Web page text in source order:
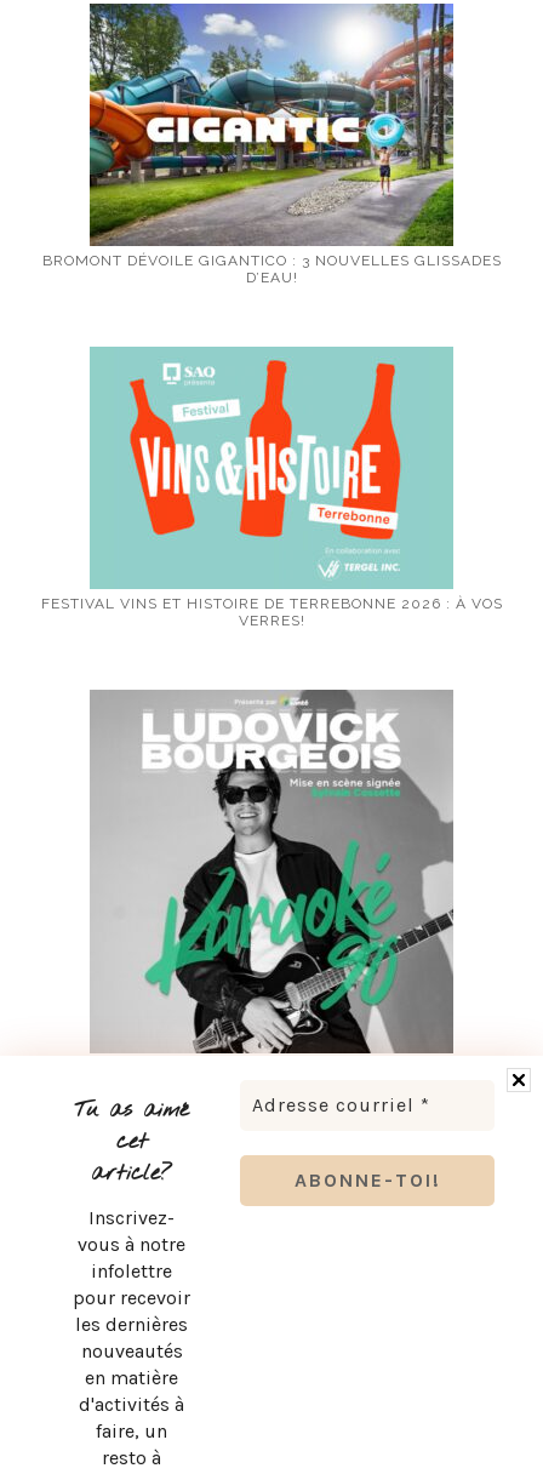
Tu as aimé
cet
article?
Inscrivez-
vous à notre
infolettre
pour recevoir
les dernières
nouveautés
en matière
d'activités à
faire, un
resto à
BROMONT DÉVOILE GIGANTICO : 3 NOUVELLES GLISSADES
D’EAU!
FESTIVAL VINS ET HISTOIRE DE TERREBONNE 2026 : À VOS
VERRES!